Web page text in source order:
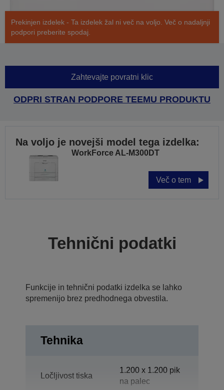
Prekinjen izdelek - Ta izdelek žal ni več na voljo. Več o nadaljnji
podpori preberite spodaj.
Zahtevajte povratni klic
ODPRI STRAN PODPORE TEEMU PRODUKTU
Na voljo je novejši model tega izdelka:
WorkForce AL-M300DT
Več o tem
Tehnični podatki
Funkcije in tehnični podatki izdelka se lahko
spremenijo brez predhodnega obvestila.
Tehnika
Ločljivost tiska
1.200 x 1.200 pik
na palec